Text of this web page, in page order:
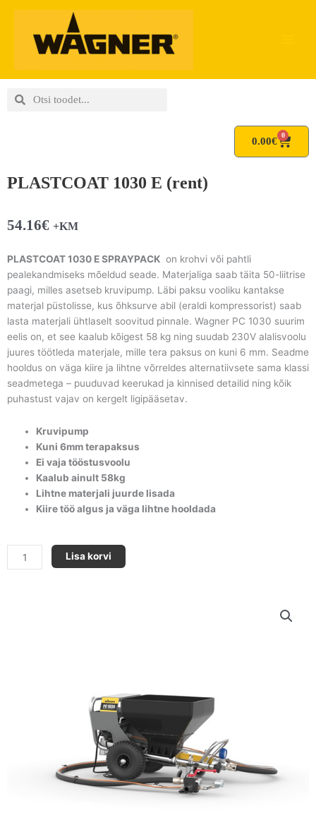
content
SearchSearch
0.00€
0
Cart
PLASTCOAT 1030 E (rent)
54.16€ +KM
PLASTCOAT 1030 E SPRAYPACK on krohvi või pahtli
pealekandmiseks mõeldud seade. Materjaliga saab täita 50-liitrise
paagi, milles asetseb kruvipump. Läbi paksu vooliku kantakse
materjal püstolisse, kus õhksurve abil (eraldi kompressorist) saab
lasta materjali ühtlaselt soovitud pinnale. Wagner PC 1030 suurim
eelis on, et see kaalub kõigest 58 kg ning suudab 230V alalisvoolu
juures töötleda materjale, mille tera paksus on kuni 6 mm. Seadme
hooldus on väga kiire ja lihtne võrreldes alternatiivsete sama klassi
seadmetega – puuduvad keerukad ja kinnised detailid ning kõik
puhastust vajav on kergelt ligipääsetav.
Kruvipump
Kuni 6mm terapaksus
Ei vaja tööstusvoolu
Kaalub ainult 58kg
Lihtne materjali juurde lisada
Kiire töö algus ja väga lihtne hooldada
PLASTCOAT
1030
Lisa korvi